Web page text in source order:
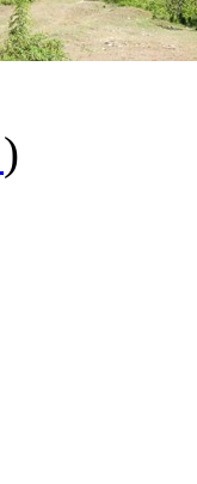
)